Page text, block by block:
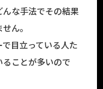
な手法でその結果
ん。
目立っている人た
ことが多いので